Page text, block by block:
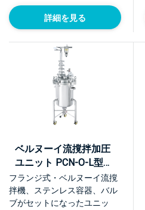
詳細を見る
ベルヌーイ流撹拌加圧
ユニット PCN-O-L型
【KU-PCN-O-L】
フランジ式・ベルヌーイ流撹
拌機、ステンレス容器、バル
ブがセットになったユニッ